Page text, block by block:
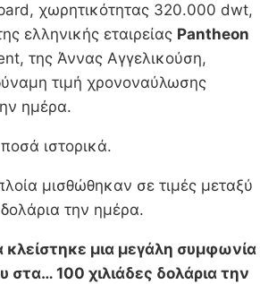
χωρητικότητας 320.000 dwt,
ελληνικής εταιρείας Pantheon
της Άννας Αγγελικούση,
τιμή χρονοναύλωσης
ημέρα.
ιστορικά.
μισθώθηκαν σε τιμές μεταξύ
την ημέρα.
κλείστηκε μια μεγάλη συμφωνία
στα… 100 χιλιάδες δολάρια την